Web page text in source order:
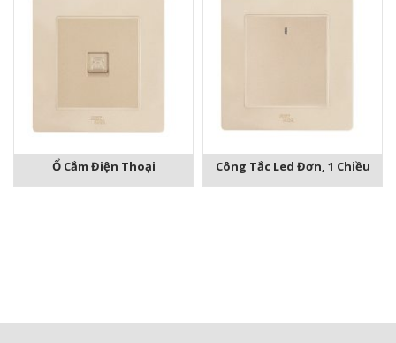
Ổ Cắm Điện Thoại Công Tắc Led Đơn, 1 Chiều